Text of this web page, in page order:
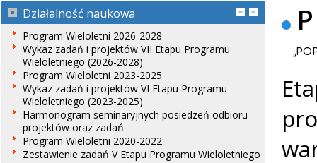
Działalność naukowa
Program Wieloletni 2026-2028
Wykaz zadań i projektów VII Etapu Programu
Wieloletniego (2026-2028)
Program Wieloletni 2023-2025
Wykaz zadań i projektów VI Etapu Programu
Wieloletniego (2023-2025)
Harmonogram seminaryjnych posiedzeń odbioru
projektów oraz zadań
Program Wieloletni 2020-2022
Zestawienie zadań V Etapu Programu Wieloletniego